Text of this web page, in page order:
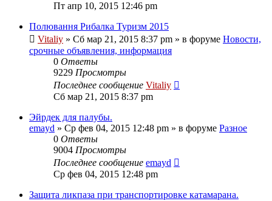
Пт апр 10, 2015 12:46 pm
Полювання Рибалка Туризм 2015
Vitaliy » Сб мар 21, 2015 8:37 pm » в форуме Новости,
срочные объявления, информация
0 Ответы
9229 Просмотры
Последнее сообщение Vitaliy
Сб мар 21, 2015 8:37 pm
Эйрдек для палубы.
emayd » Ср фев 04, 2015 12:48 pm » в форуме Разное
0 Ответы
9004 Просмотры
Последнее сообщение emayd
Ср фев 04, 2015 12:48 pm
Защита ликпаза при транспортировке катамарана.